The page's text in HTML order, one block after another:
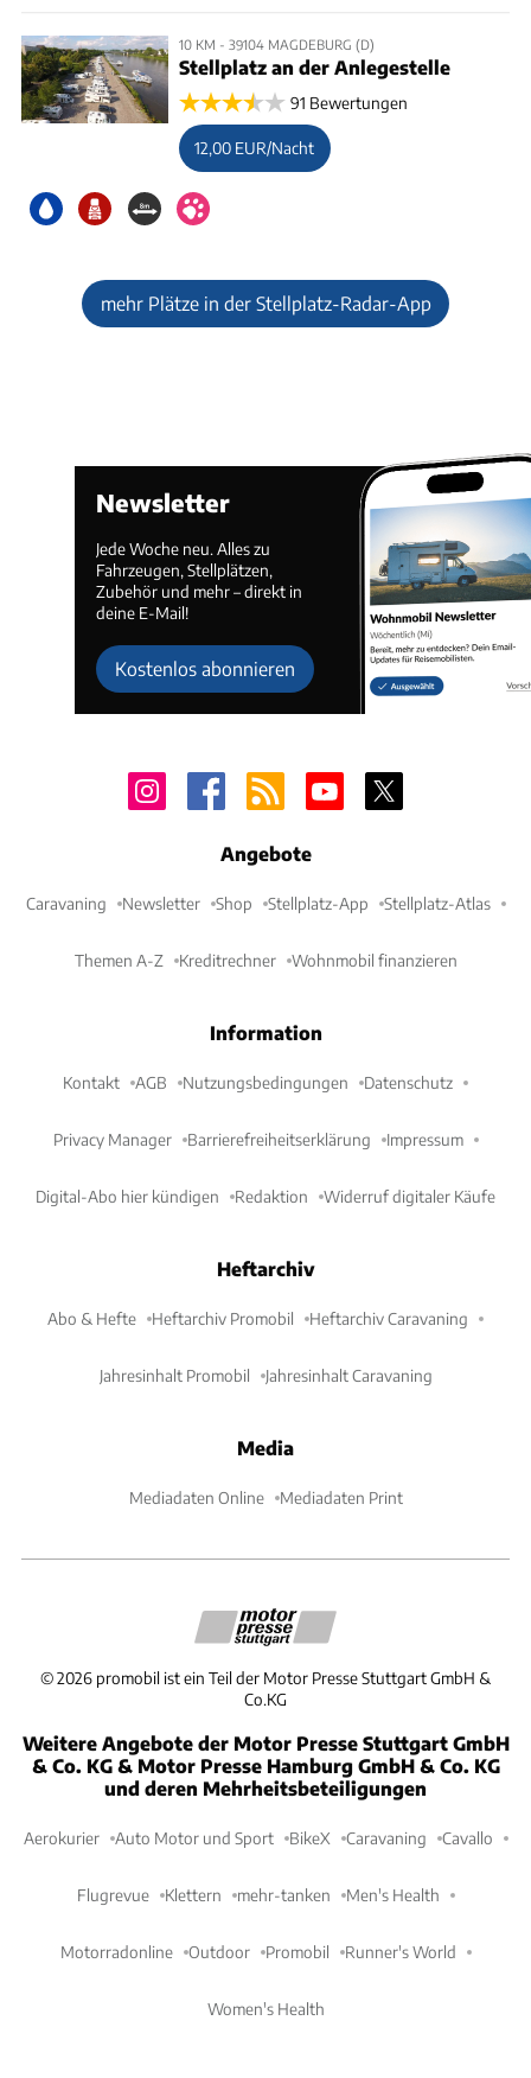
10 KM - 39104 MAGDEBURG (D)
Stellplatz an der Anlegestelle
91 Bewertungen
12,00 EUR/Nacht
mehr Plätze in der Stellplatz-Radar-App
Newsletter
Jede Woche neu. Alles zu
Fahrzeugen, Stellplätzen,
Zubehör und mehr – direkt in
deine E-Mail!
Kostenlos abonnieren
Angebote
Caravaning Newsletter Shop Stellplatz-App Stellplatz-Atlas
Themen A-Z Kreditrechner Wohnmobil finanzieren
Information
Kontakt AGB Nutzungsbedingungen Datenschutz
Privacy Manager Barrierefreiheitserklärung Impressum
Digital-Abo hier kündigen Redaktion Widerruf digitaler Käufe
Heftarchiv
Abo & Hefte Heftarchiv Promobil Heftarchiv Caravaning
Jahresinhalt Promobil Jahresinhalt Caravaning
Media
Mediadaten Online Mediadaten Print
©2026 promobil ist ein Teil der Motor Presse Stuttgart GmbH &
Co.KG
Weitere Angebote der Motor Presse Stuttgart GmbH
& Co. KG & Motor Presse Hamburg GmbH & Co. KG
und deren Mehrheitsbeteiligungen
Aerokurier Auto Motor und Sport BikeX Caravaning Cavallo
Flugrevue Klettern mehr-tanken Men's Health
Motorradonline Outdoor Promobil Runner's World
Women's Health